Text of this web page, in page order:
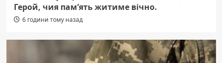
Герой, чия пам’ять житиме вічно.
6 години тому назад